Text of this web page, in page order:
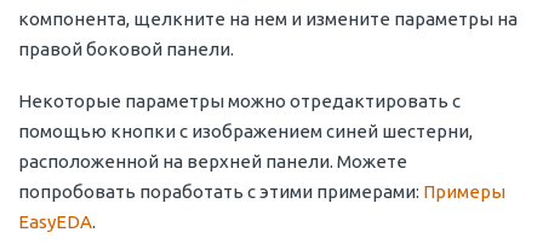
компонента, щелкните на нем и измените параметры на
правой боковой панели.
Некоторые параметры можно отредактировать с
помощью кнопки с изображением синей шестерни,
расположенной на верхней панели. Можете
попробовать поработать с этими примерами: Примеры
EasyEDA.